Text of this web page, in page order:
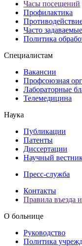
Часы посещений
Профилактика
Часто
Политика
Специалистам
Вакансии
Профсоюзная
Лабораторные
Телемедицина
Наука
Публикации
Патенты
Диссертации
Научный
Пресс-служба
Контакты
Правила въезда
О больнице
Руководство
Политика